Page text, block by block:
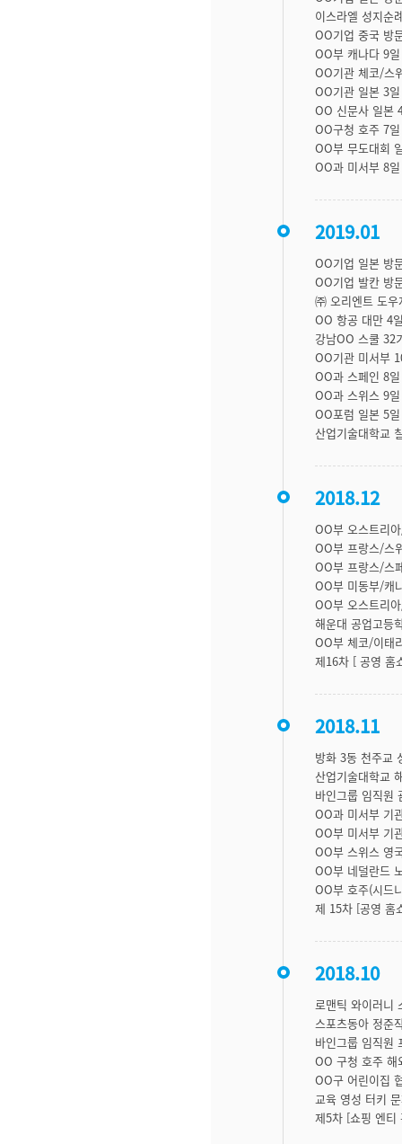
이스라엘 성지순
OO기업 중국 방
OO부 캐나다 9
OO기관 체코/스
OO기관 일본 3
OO 신문사 일본
OO구청 호주 7
OO부 무도대회
OO과 미서부 8
2019.01
OO기업 일본 방
OO기업 발칸 방
㈜ 오리엔트 도
OO 항공 대만 4
강남OO 스쿨 32
OO기관 미서부
OO과 스페인 8
OO과 스위스 9
OO포럼 일본 5
산업기술대학교
2018.12
OO부 오스트리
OO부 프랑스/스
OO부 프랑스/스
OO부 미동부/캐
OO부 오스트리
해운대 공업고등
OO부 체코/이태
제16차 [ 공영 홈
2018.11
방화 3동 천주교
산업기술대학교
바인그룹 임직원
OO과 미서부 기
OO부 미서부 기
OO부 스위스 영
OO부 네덜란드
OO부 호주(시드
제 15차 [공영 홈
2018.10
로맨틱 와이러니
스포츠동아 정준
바인그룹 임직원
OO 구청 호주 해
OO구 어린이집
교육 영성 터키
제5차 [쇼핑 엔티